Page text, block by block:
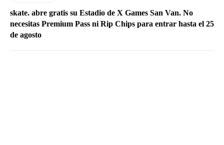
skate. abre gratis su Estadio de X Games San Van. No
necesitas Premium Pass ni Rip Chips para entrar hasta el 25
de agosto